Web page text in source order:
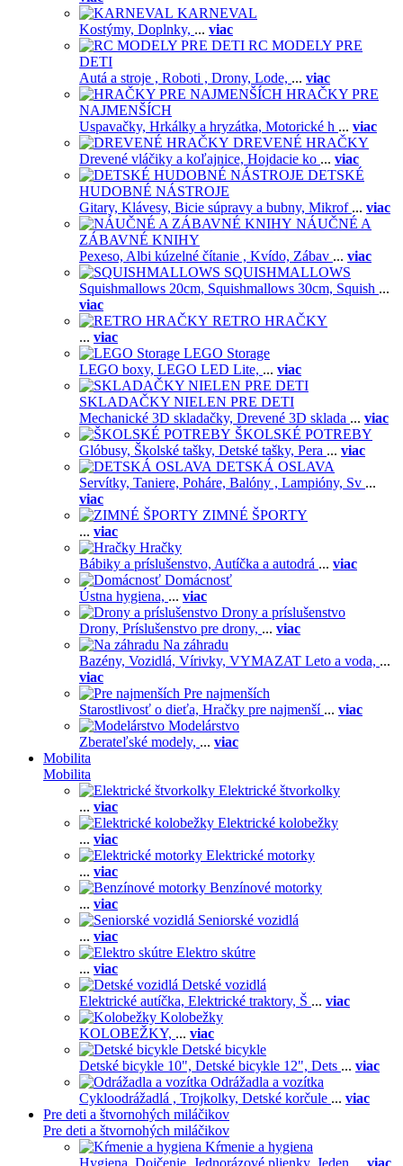
KARNEVAL
Kostýmy, Doplnky, ... viac
RC MODELY PRE
DETI
Autá a stroje , Roboti , Drony, Lode, ... viac
HRAČKY PRE
NAJMENŠÍCH
Uspavačky, Hrkálky a hryzátka, Motorické h ... viac
DREVENÉ HRAČKY
Drevené vláčiky a koľajnice, Hojdacie ko ... viac
DETSKÉ
HUDOBNÉ NÁSTROJE
Gitary, Klávesy, Bicie súpravy a bubny, Mikrof ... viac
NÁUČNÉ A
ZÁBAVNÉ KNIHY
Pexeso, Albi kúzelné čítanie , Kvído, Zábav ... viac
SQUISHMALLOWS
Squishmallows 20cm, Squishmallows 30cm, Squish ...
viac
RETRO HRAČKY
... viac
LEGO Storage
LEGO boxy, LEGO LED Lite, ... viac
SKLADAČKY NIELEN PRE DETI
Mechanické 3D skladačky, Drevené 3D sklada ... viac
ŠKOLSKÉ POTREBY
Glóbusy, Školské tašky, Detské tašky, Pera ... viac
DETSKÁ OSLAVA
Servítky, Taniere, Poháre, Balóny , Lampióny, Sv ...
viac
ZIMNÉ ŠPORTY
... viac
Hračky
Bábiky a príslušenstvo, Autíčka a autodrá ... viac
Domácnosť
Ústna hygiena, ... viac
Drony a príslušenstvo
Drony, Príslušenstvo pre drony, ... viac
Na záhradu
Bazény, Vozidlá, Vírivky, VYMAZAT Leto a voda, ...
viac
Pre najmenších
Starostlivosť o dieťa, Hračky pre najmenší ... viac
Modelárstvo
Zberateľské modely, ... viac
Mobilita
Mobilita
Elektrické štvorkolky
... viac
Elektrické kolobežky
... viac
Elektrické motorky
... viac
Benzínové motorky
... viac
Seniorské vozidlá
... viac
Elektro skútre
... viac
Detské vozidlá
Elektrické autíčka, Elektrické traktory, Š ... viac
Kolobežky
KOLOBEŽKY, ... viac
Detské bicykle
Detské bicykle 10", Detské bicykle 12", Dets ... viac
Odrážadla a vozítka
Cykloodrážadlá , Trojkolky, Detské korčule ... viac
Pre deti a štvornohých miláčikov
Pre deti a štvornohých miláčikov
Kŕmenie a hygiena
Hygiena, Dojčenie, Jednorázové plienky, Jeden ... viac